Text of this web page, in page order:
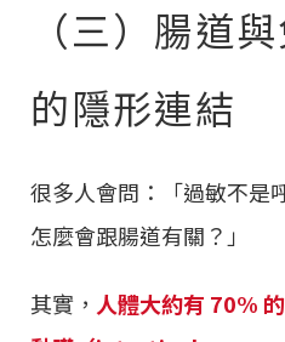
（三）腸道
的隱形連結
很多人會問：「過敏不是
怎麼會跟腸道有關？」
其實， 人體大約有 70%